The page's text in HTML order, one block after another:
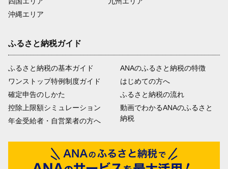
沖縄エリア
ふるさと納税ガイド
ふるさと納税の基本ガイド
ワンストップ特例制度ガイド
確定申告のしかた
控除上限額シミュレーション
年金受給者・自営業者の方へ
ANAのふるさと納税の特徴
はじめての方へ
ふるさと納税の流れ
動画でわかるANAのふるさと
納税